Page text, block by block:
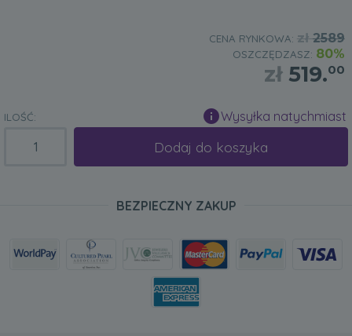
CENA RYNKOWA: zł2589
OSZCZĘDZASZ: 80%
zł 519.00
ILOŚĆ: Wysyłka natychmiast
Dodaj do koszyka
BEZPIECZNY ZAKUP